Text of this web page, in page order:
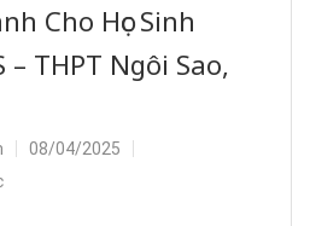
Cho Học Sinh
THPT Ngôi Sao,
08/04/2025